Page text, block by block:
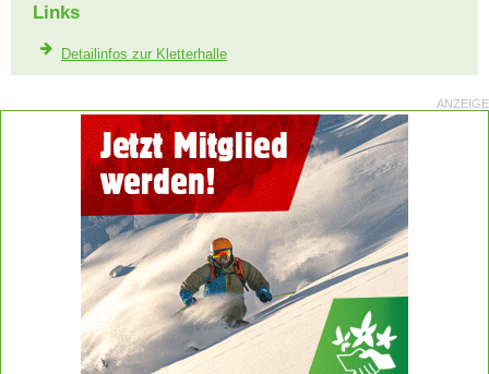
Links
Detailinfos zur Kletterhalle
ANZEIGE